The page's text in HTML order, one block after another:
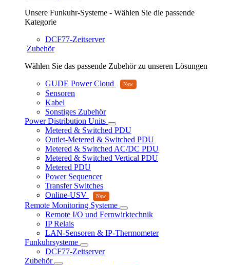
Unsere Funkuhr-Systeme - Wählen Sie die passende
Kategorie
DCF77-Zeitserver
Zubehör
Wählen Sie das passende Zubehör zu unseren Lösungen
GUDE Power Cloud
Sensoren
Kabel
Sonstiges Zubehör
Power Distribution Units
Metered & Switched PDU
Outlet-Metered & Switched PDU
Metered & Switched AC/DC PDU
Metered & Switched Vertical PDU
Metered PDU
Power Sequencer
Transfer Switches
Online-USV
Remote Monitoring Systeme
Remote I/O und Fernwirktechnik
IP Relais
LAN-Sensoren & IP-Thermometer
Funkuhrsysteme
DCF77-Zeitserver
Zubehör